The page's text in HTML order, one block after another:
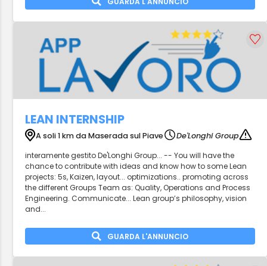
LEAN INTERNSHIP
A soli 1 km da Maserada sul Piave
De'Longhi Group
interamente gestito De'Longhi Group... -- You will have the
chance to contribute with ideas and know how to some Lean
projects: 5s, Kaizen, layout... optimizations.. promoting across
the different Groups Team as: Quality, Operations and Process
Engineering. Communicate... Lean group’s philosophy, vision
and...
GUARDA L'ANNUNCIO